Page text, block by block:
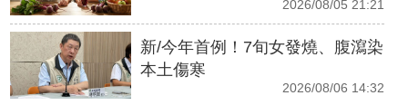
2026/08/05 21:21
新/今年首例！7旬女發燒、腹瀉染
本土傷寒
2026/08/06 14:32